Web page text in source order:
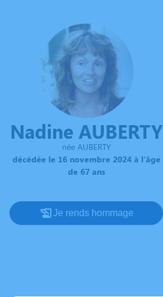
Nadine AUBERTY
née AUBERTY
décédée le 16 novembre 2024 à l'âge
de 67 ans
Je rends hommage